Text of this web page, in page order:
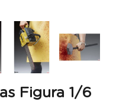
Figura 1/6